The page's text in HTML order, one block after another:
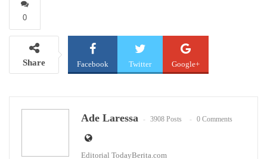
0
Share Facebook Twitter Google+
Ade Laressa 3908 Posts 0 Comments
Editorial TodayBerita.com